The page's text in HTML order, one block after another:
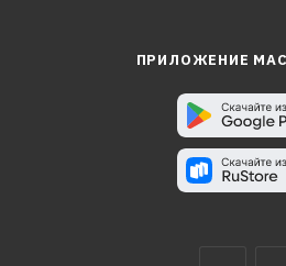
ПРИЛОЖЕНИЕ